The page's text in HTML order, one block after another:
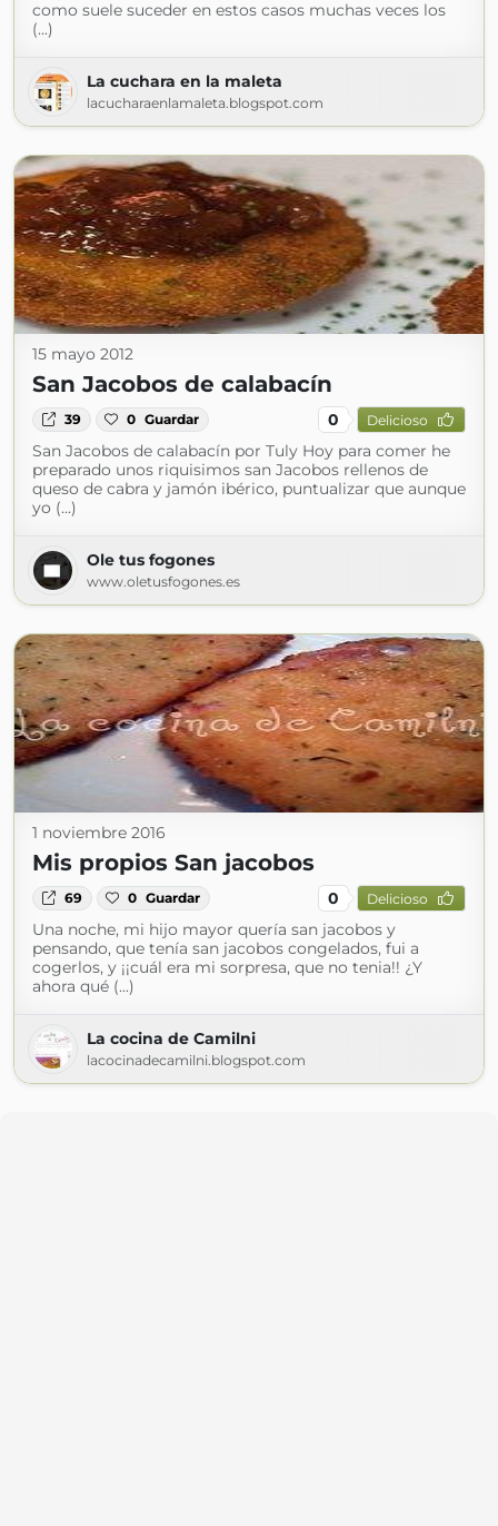
como suele suceder en estos casos muchas veces los
(...)
La cuchara en la maleta
lacucharaenlamaleta.blogspot.com
15 mayo 2012
San Jacobos de calabacín
39 0 Guardar 0 Delicioso
San Jacobos de calabacín por Tuly Hoy para comer he
preparado unos riquisimos san Jacobos rellenos de
queso de cabra y jamón ibérico, puntualizar que aunque
yo (...)
Ole tus fogones
www.oletusfogones.es
1 noviembre 2016
Mis propios San jacobos
69 0 Guardar 0 Delicioso
Una noche, mi hijo mayor quería san jacobos y
pensando, que tenía san jacobos congelados, fui a
cogerlos, y ¡¡cuál era mi sorpresa, que no tenia!! ¿Y
ahora qué (...)
La cocina de Camilni
lacocinadecamilni.blogspot.com